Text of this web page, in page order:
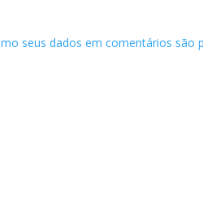
seus dados em comentários são